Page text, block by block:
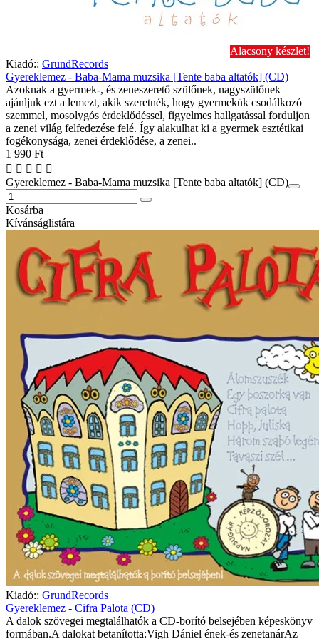
Alacsony készlet!
Kiadó:: GrundRecords
Gyereklemez - Baba-Mama muzsika [Tente baba altatók] (CD)
Azoknak a gyermek-, és zeneszerető szülőnek, nagyszülőnek
ajánljuk ezt a lemezt, akik szeretnék, hogy gyermekük csodálkozó
szemmel, mosolygós érdeklődéssel, figyelmes hallgatással forduljon
a zenei világ felfedezése felé. Így alakulhat ki a gyermek esztétikai
fogékonysága, zenei érdeklődése, a zenei..
1 990 Ft
Gyereklemez - Baba-Mama muzsika [Tente baba altatók] (CD)
Kosárba
Kívánságlistára
Kiadó:: GrundRecords
Gyereklemez - Cifra Palota (CD)
A dalok szövegei megtalálhatók a CD-borító belsejében képeskönyv
formában.A dalokat betanította:Vigh Dániel ének-és zenetanárAz